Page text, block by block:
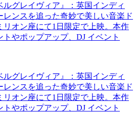
ルグレイヴィア』：英国インディ
レンスを追った奇妙で美しい音楽ド
リオン座にて1日限定で上映。本作
やポップアップ、DJ イベント
ルグレイヴィア』：英国インディ
レンスを追った奇妙で美しい音楽ド
リオン座にて1日限定で上映。本作
やポップアップ、DJ イベント